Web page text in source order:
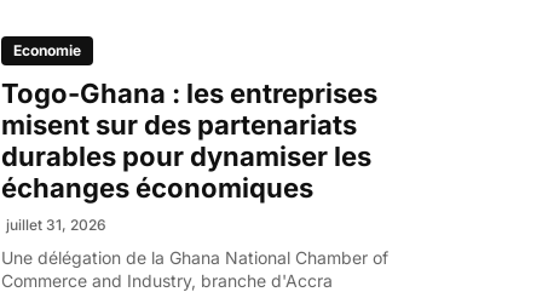
Economie
Togo-Ghana : les entreprises
misent sur des partenariats
durables pour dynamiser les
échanges économiques
juillet 31, 2026
Une délégation de la Ghana National Chamber of
Commerce and Industry, branche d'Accra